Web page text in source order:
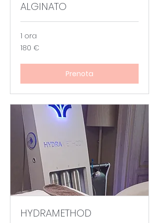
ALGINATO
1 ora
180
euro
180 €
Prenota
HYDRAMETHOD